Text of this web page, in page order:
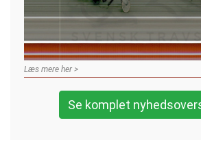
Læs mere her >
Se komplet